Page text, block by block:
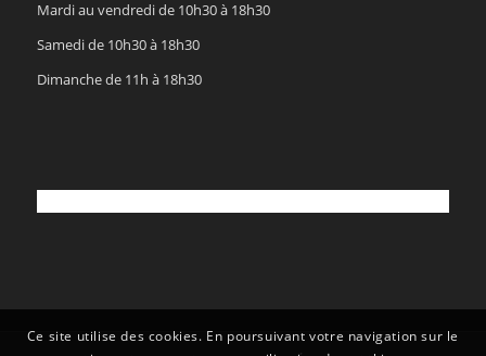
Mardi au vendredi de 10h30 à 18h30
Samedi de 10h30 à 18h30
Dimanche de 11h à 18h30
Ce site utilise des cookies. En poursuivant votre navigation sur le